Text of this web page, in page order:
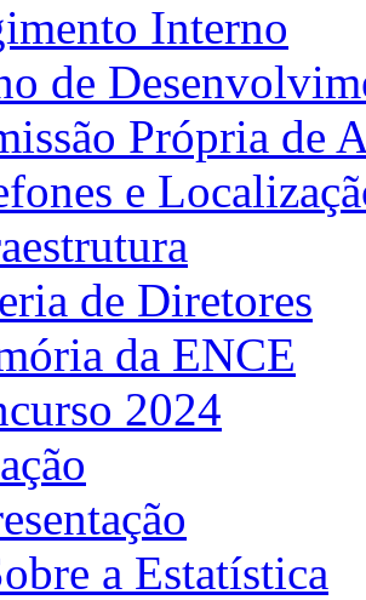
Interno
de
Própria de
e
de Diretores
da ENCE
2024
a Estatística